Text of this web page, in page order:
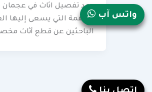
يعد تفصيل اثاث في عجمان
المهمة التي يسعى إليها
الباحثين عن قطع أثاث
واتس آب